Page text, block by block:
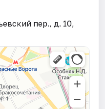
пер., д. 10,